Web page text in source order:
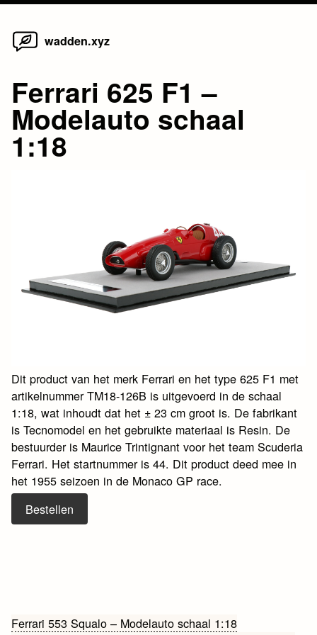
Skip
wadden.xyz
Ferrari 625 F1 –
Modelauto schaal
1:18
Dit product van het merk Ferrari en het type 625 F1 met
artikelnummer TM18-126B is uitgevoerd in de schaal
1:18, wat inhoudt dat het ± 23 cm groot is. De fabrikant
is Tecnomodel en het gebruikte materiaal is Resin. De
bestuurder is Maurice Trintignant voor het team Scuderia
Ferrari. Het startnummer is 44. Dit product deed mee in
het 1955 seizoen in de Monaco GP race.
Bestellen
Bericht
Ferrari 553 Squalo – Modelauto schaal 1:18